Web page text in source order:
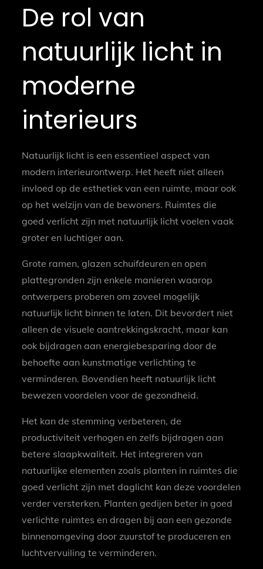
De rol van
natuurlijk licht in
moderne
interieurs
Natuurlijk licht is een essentieel aspect van
modern interieurontwerp. Het heeft niet alleen
invloed op de esthetiek van een ruimte, maar ook
op het welzijn van de bewoners. Ruimtes die
goed verlicht zijn met natuurlijk licht voelen vaak
groter en luchtiger aan.
Grote ramen, glazen schuifdeuren en open
plattegronden zijn enkele manieren waarop
ontwerpers proberen om zoveel mogelijk
natuurlijk licht binnen te laten. Dit bevordert niet
alleen de visuele aantrekkingskracht, maar kan
ook bijdragen aan energiebesparing door de
behoefte aan kunstmatige verlichting te
verminderen. Bovendien heeft natuurlijk licht
bewezen voordelen voor de gezondheid.
Het kan de stemming verbeteren, de
productiviteit verhogen en zelfs bijdragen aan
betere slaapkwaliteit. Het integreren van
natuurlijke elementen zoals planten in ruimtes die
goed verlicht zijn met daglicht kan deze voordelen
verder versterken. Planten gedijen beter in goed
verlichte ruimtes en dragen bij aan een gezonde
binnenomgeving door zuurstof te produceren en
luchtvervuiling te verminderen.